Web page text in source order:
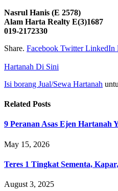
Nasrul Hanis (E 2578)
Alam Harta Realty E(3)1687
019-2172330
Share. Facebook Twitter LinkedIn
Hartanah Di Sini
Isi borang Jual/Sewa Hartanah
Related Posts
9 Peranan Asas Ejen Hartanah
May 15, 2026
Teres 1 Tingkat Sementa,
August 3, 2025